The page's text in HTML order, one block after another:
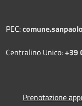
PEC:
Centralino Unico:+39
Prenotazione